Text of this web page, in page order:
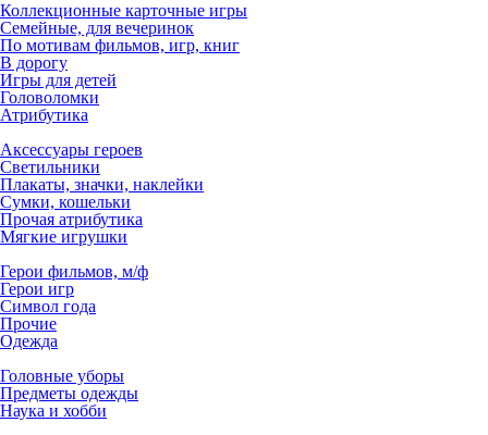
Коллекционные карточные игры
Семейные, для вечеринок
По мотивам фильмов, игр, книг
В дорогу
Игры для детей
Головоломки
Атрибутика
Аксессуары героев
Светильники
Плакаты, значки, наклейки
Сумки, кошельки
Прочая атрибутика
Мягкие игрушки
Герои фильмов, м/ф
Герои игр
Символ года
Прочие
Одежда
Головные уборы
Предметы одежды
Наука и хобби